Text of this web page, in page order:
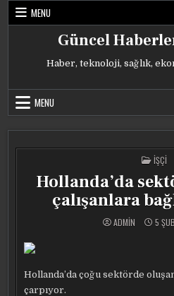
Skip
MENU
Güncel
Haber, teknoloji, sağlık,
MENU
IN
İŞÇI
Hollanda’da
çalışanlara
ADMIN 5
Hollanda’da çoğu sektörde
çarpıyor.